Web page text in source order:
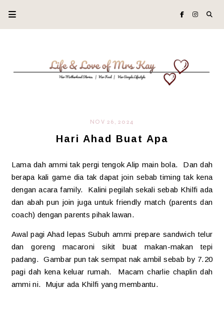
NOV 26, 2024
Hari Ahad Buat Apa
Lama dah ammi tak pergi tengok Alip main bola. Dan dah
berapa kali game dia tak dapat join sebab timing tak kena
dengan acara family. Kalini pegilah sekali sebab Khilfi ada
dan abah pun join juga untuk friendly match (parents dan
coach) dengan parents pihak lawan.
Awal pagi Ahad lepas Subuh ammi prepare sandwich telur
dan goreng macaroni sikit buat makan-makan tepi
padang. Gambar pun tak sempat nak ambil sebab by 7.20
pagi dah kena keluar rumah. Macam charlie chaplin dah
ammi ni. Mujur ada Khilfi yang membantu.